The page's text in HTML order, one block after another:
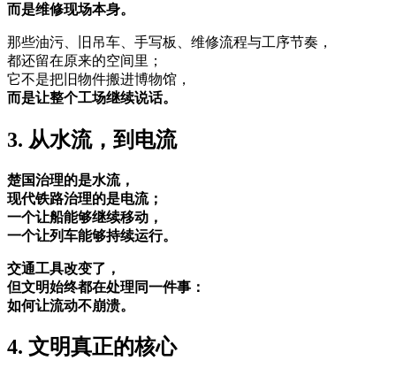
而是维修现场本身。
那些油污、旧吊车、手写板、维修流程与工序节奏，
都还留在原来的空间里；
它不是把旧物件搬进博物馆，
而是让整个工场继续说话。
3. 从水流，到电流
楚国治理的是水流，
现代铁路治理的是电流；
一个让船能够继续移动，
一个让列车能够持续运行。
交通工具改变了，
但文明始终都在处理同一件事：
如何让流动不崩溃。
4. 文明真正的核心